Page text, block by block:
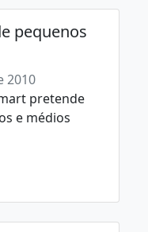
pequenos
2010
pretende
e médios